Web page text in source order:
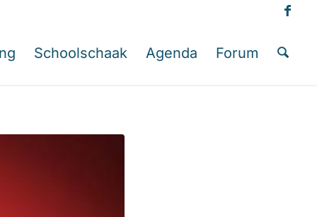
Schoolschaak Agenda Forum